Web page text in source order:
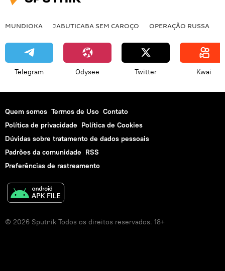
MUNDIOKA JABUTICABA SEM CAROÇO OPERAÇÃO RUSSA
Telegram Odysee Twitter Kwai
Quem somos Termos de Uso Contato
Política de privacidade Política de Cookies
Dúvidas sobre tratamento de dados pessoais
Padrões da comunidade RSS
Preferências de rastreamento
© 2026 Sputnik Todos os direitos reservados. 18+